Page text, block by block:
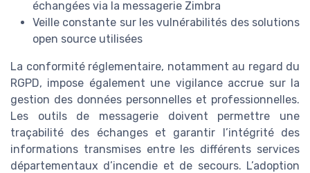
échangées via la messagerie Zimbra
Veille constante sur les vulnérabilités des solutions
open source utilisées
La conformité réglementaire, notamment au regard du
RGPD, impose également une vigilance accrue sur la
gestion des données personnelles et professionnelles.
Les outils de messagerie doivent permettre une
traçabilité des échanges et garantir l’intégrité des
informations transmises entre les différents services
départementaux d’incendie et de secours. L’adoption